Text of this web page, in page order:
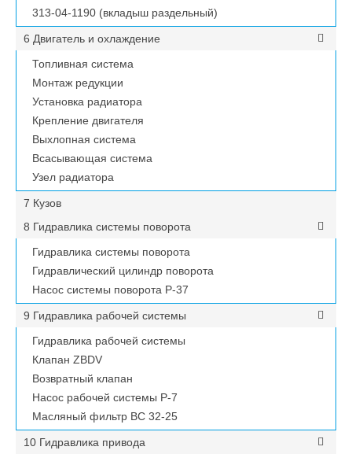
313-04-1190 (вкладыш раздельный)
6 Двигатель и охлаждение
Топливная система
Монтаж редукции
Установка радиатора
Крепление двигателя
Выхлопная система
Всасывающая система
Узел радиатора
7 Кузов
8 Гидравлика системы поворота
Гидравлика системы поворота
Гидравлический цилиндр поворота
Насос системы поворота P-37
9 Гидравлика рабочей системы
Гидравлика рабочей системы
Клапан ZBDV
Возвратный клапан
Насос рабочей системы P-7
Масляный фильтр ВС 32-25
10 Гидравлика привода